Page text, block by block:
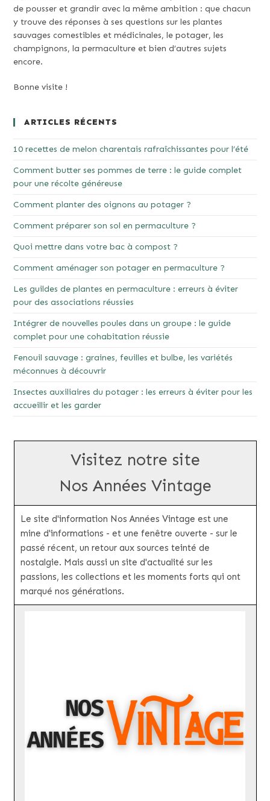
de pousser et grandir avec la même ambition : que chacun
y trouve des réponses à ses questions sur les plantes
sauvages comestibles et médicinales, le potager, les
champignons, la permaculture et bien d’autres sujets
encore.
Bonne visite !
ARTICLES RÉCENTS
10 recettes de melon charentais rafraîchissantes pour l’été
Comment butter ses pommes de terre : le guide complet
pour une récolte généreuse
Comment planter des oignons au potager ?
Comment préparer son sol en permaculture ?
Quoi mettre dans votre bac à compost ?
Comment aménager son potager en permaculture ?
Les guildes de plantes en permaculture : erreurs à éviter
pour des associations réussies
Intégrer de nouvelles poules dans un groupe : le guide
complet pour une cohabitation réussie
Fenouil sauvage : graines, feuilles et bulbe, les variétés
méconnues à découvrir
Insectes auxiliaires du potager : les erreurs à éviter pour les
accueillir et les garder
Visitez notre site
Nos Années Vintage
Le site d'information Nos Années Vintage est une
mine d'informations - et une fenêtre ouverte - sur le
passé récent, un retour aux sources teinté de
nostalgie. Mais aussi un site d'actualité sur les
passions, les collections et les moments forts qui ont
marqué nos générations.